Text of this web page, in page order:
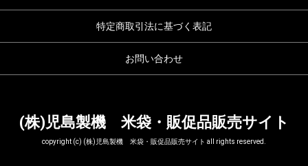
特定商取引法に基づく表記
お問い合わせ
(株)児島製機 米袋・販促品販売サイト
copyright (c) (株)児島製機 米袋・販促品販売サイト all rights reserved.